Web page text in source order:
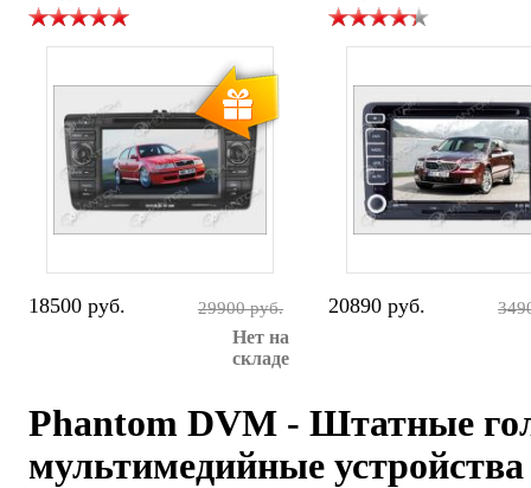
18500 руб. 29900 руб.
Нет на
складе
20890 руб.
Phantom DVM - Штатные
мультимедийные